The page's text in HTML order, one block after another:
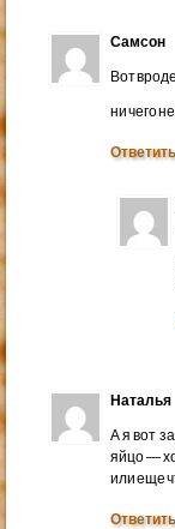
Самсон
Вот
ни чего
Ответить
Наталья
А я вот
яйцо —
или еще
Ответить